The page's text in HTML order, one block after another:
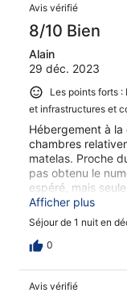
Avis vérifié
8/10 Bien
Alain
29 déc. 2023
Les points forts
et infrastructures et
Hébergement à
chambres
matelas. Proche
pas obtenu le
espéré, mais
téléphonique.
Afficher plus
Séjour de 1 nuit en
0
Avis vérifié